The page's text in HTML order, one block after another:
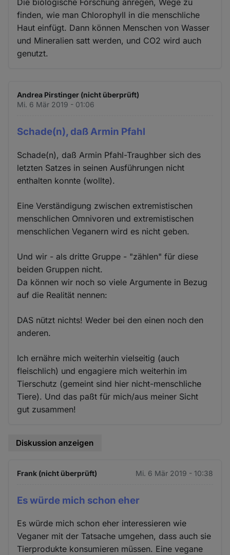
Die biologische Forschung anregen, Wege zu
finden, wie man Chlorophyll in die menschliche
Haut einfügt. Dann können Menschen von Wasser
und Mineralien satt werden, und CO2 wird auch
genutzt.
Andrea Pirstinger (nicht überprüft)
Mi. 6 Mär 2019 - 01:06
Schade(n), daß Armin Pfahl
Schade(n), daß Armin Pfahl-Traughber sich des
letzten Satzes in seinen Ausführungen nicht
enthalten konnte (wollte).
Eine Verständigung zwischen extremistischen
menschlichen Omnivoren und extremistischen
menschlichen Veganern wird es nicht geben.
Und wir - als dritte Gruppe - "zählen" für diese
beiden Gruppen nicht.
Da können wir noch so viele Argumente in Bezug
auf die Realität nennen:
DAS nützt nichts! Weder bei den einen noch den
anderen.
Ich ernähre mich weiterhin vielseitig (auch
fleischlich) und engagiere mich weiterhin im
Tierschutz (gemeint sind hier nicht-menschliche
Tiere). Und das paßt für mich/aus meiner Sicht
gut zusammen!
Diskussion anzeigen
Frank (nicht überprüft) Mi. 6 Mär 2019 - 10:38
Es würde mich schon eher
Es würde mich schon eher interessieren wie
Veganer mit der Tatsache umgehen, dass auch sie
Tierprodukte konsumieren müssen. Eine vegane